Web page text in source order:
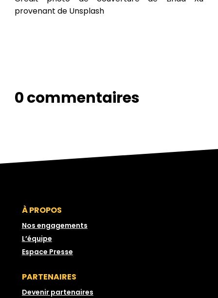
provenant de Unsplash
0 commentaires
À PROPOS
Nos engagements
L’équipe
Espace Presse
PARTENAIRES
Devenir partenaires